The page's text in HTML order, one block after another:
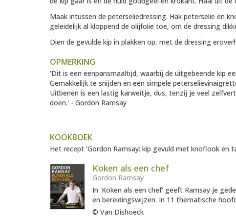
Maak intussen de peterseliedressing. Hak peterselie en
geleidelijk al kloppend de olijfolie toe, om de dressing
Dien de gevulde kip in plakken op, met de dressing
OPMERKING
'Dit is een eenpansmaaltijd, waarbij de uitgebeende kip
Gemakkelijk te snijden en een simpele
Uitbenen is een lastig karweitje, dus, tenzij je veel
doen.' - Gordon Ramsay
KOOKBOEK
Het recept 'Gordon Ramsay: kip gevuld met knoflook en
Koken als een chef
Gordon Ramsay
In 'Koken als een chef' geeft Ramsay je
en bereidingswijzen. In 11 thematische
© Van Dishoeck